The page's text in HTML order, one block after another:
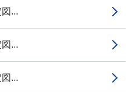
...
...
...